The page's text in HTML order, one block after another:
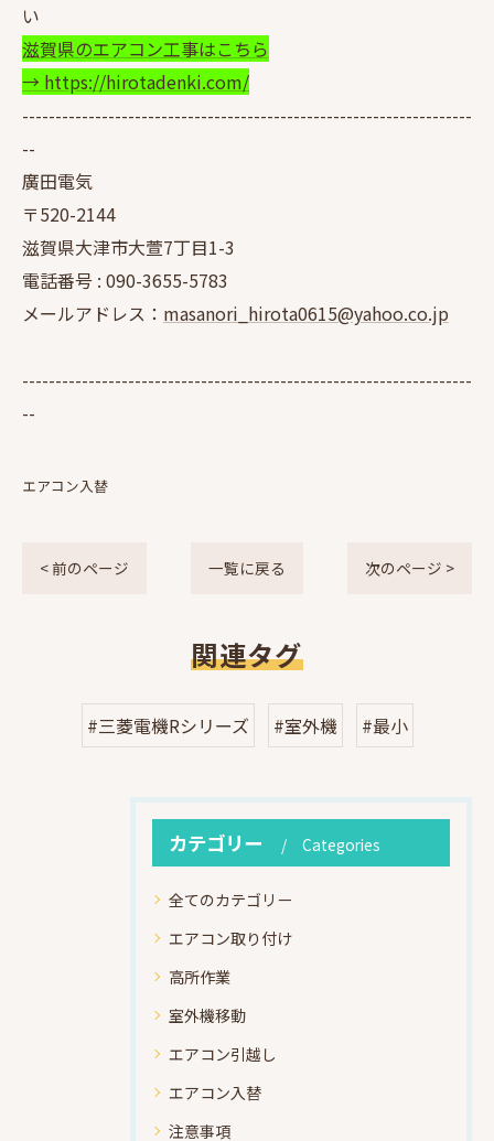
い
滋賀県のエアコン工事はこちら
→ https://hirotadenki.com/
--------------------------------------------------------------------
--
廣田電気
〒520-2144
滋賀県大津市大萱7丁目1-3
電話番号 : 090-3655-5783
メールアドレス： masanori_hirota0615@yahoo.co.jp
--------------------------------------------------------------------
--
エアコン入替
< 前のページ 一覧に戻る 次のページ >
関連タグ
#三菱電機Rシリーズ #室外機 #最小
カテゴリー Categories
全てのカテゴリー
エアコン取り付け
高所作業
室外機移動
エアコン引越し
エアコン入替
注意事項